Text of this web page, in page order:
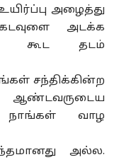
அழைத்து
அடக்க
கூட தடம்
சந்திக்கின்ற
ஆண்டவருடைய
நாங்கள் வாழ
அல்ல.